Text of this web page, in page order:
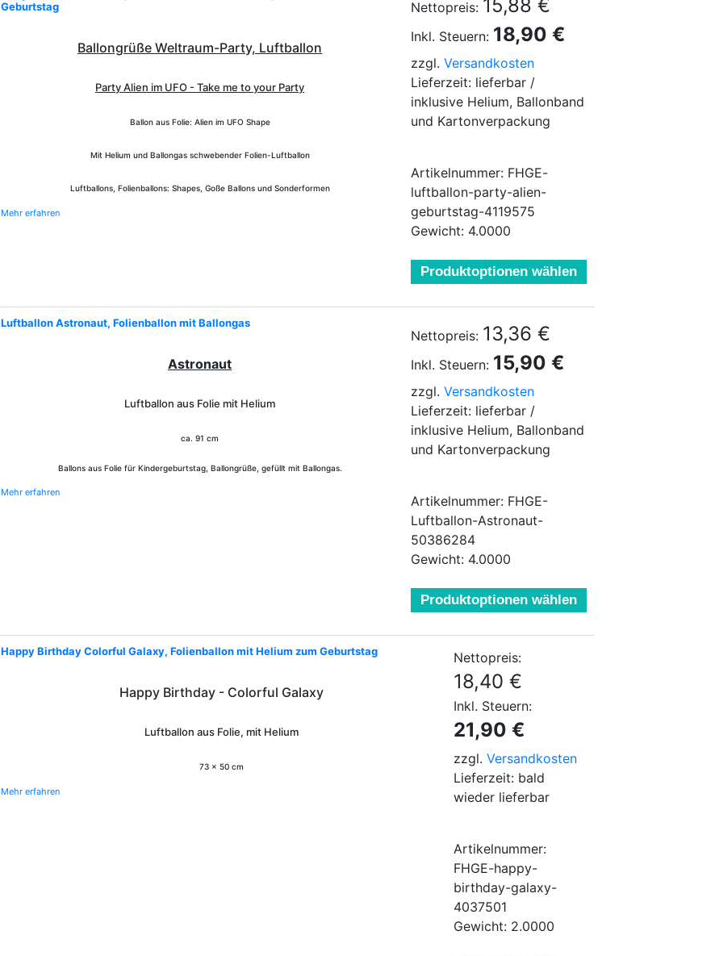
Geburtstag
Ballongrüße Weltraum-Party, Luftballon
Party Alien im UFO - Take me to your Party
Ballon aus Folie: Alien im UFO Shape
Mit Helium und Ballongas schwebender Folien-Luftballon
Luftballons, Folienballons: Shapes, Goße Ballons und Sonderformen
Mehr erfahren
Nettopreis: 15,88 €
Inkl. Steuern: 18,90 €
zzgl. Versandkosten
Lieferzeit: lieferbar /
inklusive Helium, Ballonband
und Kartonverpackung
Artikelnummer: FHGE-
luftballon-party-alien-
geburtstag-4119575
Gewicht: 4.0000
Produktoptionen wählen
Luftballon Astronaut, Folienballon mit Ballongas
Astronaut
Luftballon aus Folie mit Helium
ca. 91 cm
Ballons aus Folie für Kindergeburtstag, Ballongrüße, gefüllt mit Ballongas.
Mehr erfahren
Nettopreis: 13,36 €
Inkl. Steuern: 15,90 €
zzgl. Versandkosten
Lieferzeit: lieferbar /
inklusive Helium, Ballonband
und Kartonverpackung
Artikelnummer: FHGE-
Luftballon-Astronaut-
50386284
Gewicht: 4.0000
Produktoptionen wählen
Happy Birthday Colorful Galaxy, Folienballon mit Helium zum Geburtstag
Happy Birthday - Colorful Galaxy
Luftballon aus Folie, mit Helium
73 x 50 cm
Mehr erfahren
Nettopreis:
18,40 €
Inkl. Steuern:
21,90 €
zzgl. Versandkosten
Lieferzeit: bald
wieder lieferbar
Artikelnummer:
FHGE-happy-
birthday-galaxy-
4037501
Gewicht: 2.0000